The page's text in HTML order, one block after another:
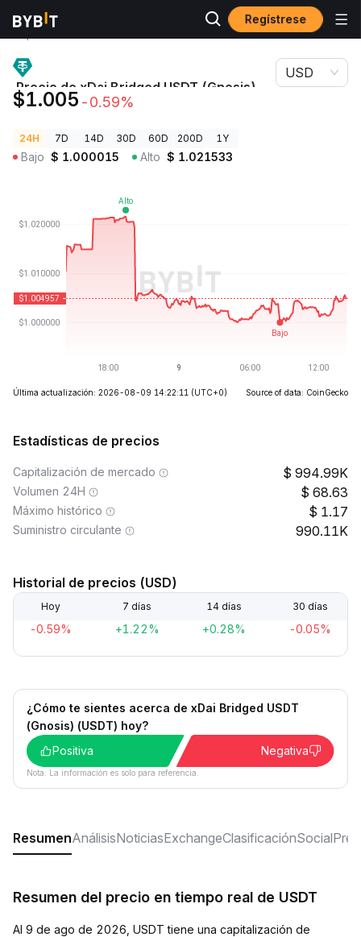
Regístrese
Precios de
Precio de xDai Bridged USDT (Gnosis)
Precio de xDai Bridged USDT (Gnosis)
USDT
$1.005 -0.59%
USD
24H 7D 14D 30D 60D 200D 1Y
Bajo $ 1.000015 Alto $ 1.021533
Última actualización: 2026-08-09 14:22:11 (UTC+0) Source of data: CoinGecko
Estadísticas de precios
Capitalización de mercado 994.99K
Volumen 24H 68.63
Máximo histórico 1.17
Suministro circulante 990.11K
Historial de precios (USD)
Hoy 7 días 14 días 30 días
-0.59% +1.22% +0.28% -0.05%
¿Cómo te sientes acerca de xDai Bridged USDT
(Gnosis) (USDT) hoy?
Positiva
Negativa
Nota: La información es solo para referencia.
ResumenAnálisisNoticiasExchangeClasificaciónSocial
Resumen del precio en tiempo real de USDT
Al 9 de ago de 2026, USDT tiene una capitalización de